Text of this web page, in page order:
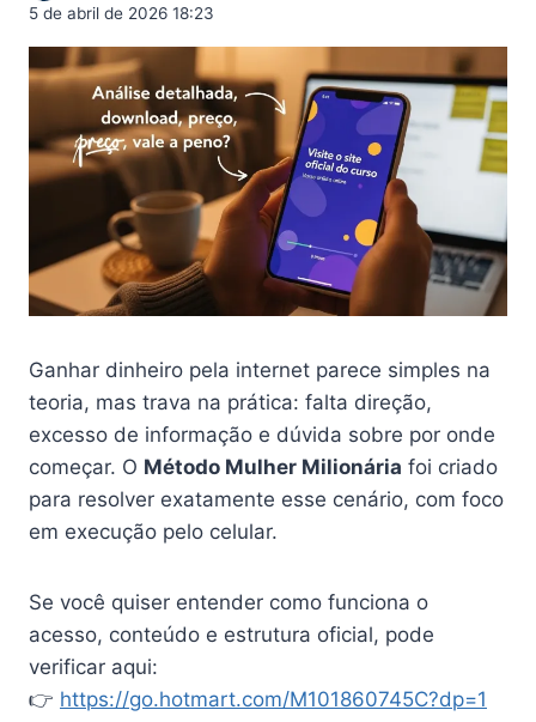
5 de abril de 2026 18:23
Ganhar dinheiro pela internet parece simples na
teoria, mas trava na prática: falta direção,
excesso de informação e dúvida sobre por onde
começar. O Método Mulher Milionária foi criado
para resolver exatamente esse cenário, com foco
em execução pelo celular.
Se você quiser entender como funciona o
acesso, conteúdo e estrutura oficial, pode
verificar aqui:
👉 https://go.hotmart.com/M101860745C?dp=1